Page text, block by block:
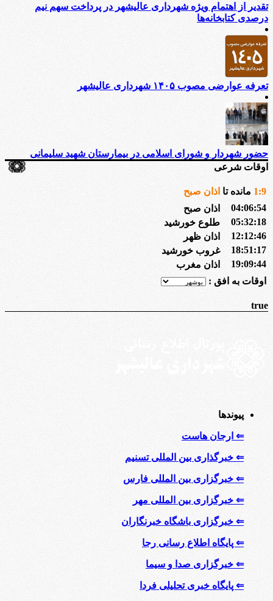
تقدیر از اهتمام ویژه شهرداری عالیشهر در پرداخت سهم نیم
درصدی کتابخانه‌ها
تعرفه عوارضی مصوب ۱۴۰۵ شهرداری عالیشهر
حضور شهردار و شورای اسلامی در بیمارستان شهید سلیمانی
اوقات شرعی
1:9 مانده تا اذان صبح
04:06:54
اذان صبح
05:32:18
طلوع خورشید
12:12:46
اذان ظهر
18:51:17
غروب خورشید
19:09:44
اذان مغرب
اوقات به افق :
true
پیوندها
⇐ ارجان هاست
⇐ خبرگذاری بین المللی تسنیم
⇐ خبرگزاری بین المللی فارس
⇐ خبرگزاری بین المللی مهر
⇐ خبرگزاری باشگاه خبرنگاران
⇐ پایگاه اطلاع رسانی رجا
⇐ خبرگزاری صدا و سیما
⇐ پایگاه خبری تحلیلی فردا